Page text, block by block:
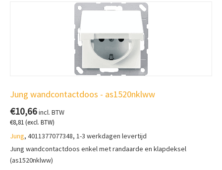
Jung wandcontactdoos - as1520nklww
€10,66incl. BTW
€8,81(excl. BTW)
Jung, 4011377077348, 1-3 werkdagen levertijd
Jung wandcontactdoos enkel met randaarde en klapdeksel
(as1520nklww)